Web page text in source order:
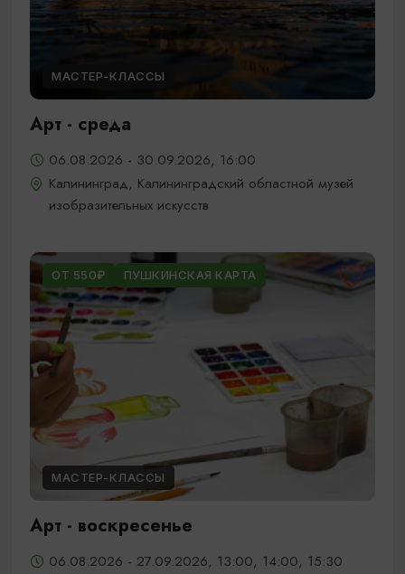
МАСТЕР-КЛАССЫ
Арт - среда
06.08.2026 - 30.09.2026, 16:00
Калининград, Калининградский областной музей
изобразительных искусств
ОТ 550₽ ПУШКИНСКАЯ КАРТА
МАСТЕР-КЛАССЫ
Арт - воскресенье
06.08.2026 - 27.09.2026, 13:00, 14:00, 15:30